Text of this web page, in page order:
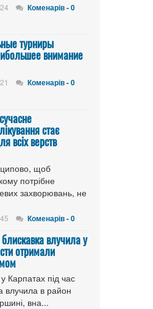
Коменарів - 0
турниры
внимание
Коменарів - 0
стає
всіх верств
щоб
потрібне
захворювань, не
Коменарів - 0
влучила у
отримали
Карпатах під час
влучила в район
вна...